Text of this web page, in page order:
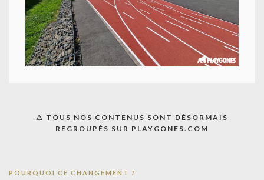
⚠ TOUS NOS CONTENUS SONT DÉSORMAIS
REGROUPÉS SUR PLAYGONES.COM
POURQUOI CE CHANGEMENT ?
Accueil CATALOGUE SPORTPLAY Petit matériel sportif